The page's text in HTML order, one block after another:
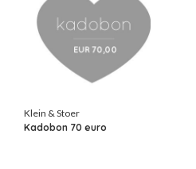
Klein & Stoer
Kadobon 70 euro